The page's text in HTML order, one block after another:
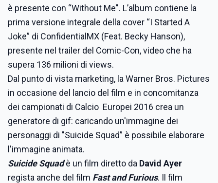
è presente con “Without Me". L’album contiene la
prima versione integrale della cover “I Started A
Joke” di ConfidentialMX (Feat. Becky Hanson),
presente nel trailer del Comic-Con, video che ha
supera 136 milioni di views.
Dal punto di vista marketing, la Warner Bros. Pictures
in occasione del lancio del film e in concomitanza
dei campionati di Calcio Europei 2016 crea un
generatore di gif: caricando un'immagine dei
personaggi di "Suicide Squad” è possibile elaborare
l'immagine animata.
Suicide Squadè un film diretto da David Ayer
regista anche del film Fast and Furious. Il film